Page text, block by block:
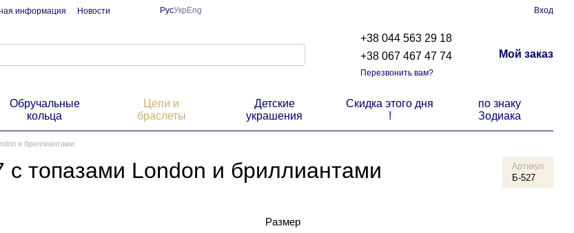
информация Новости РусУкр Eng Вход
+38 044 563 29 18
+38 067 467 47 74
Перезвонить вам?
Мой заказ
Обручальные
кольца
Цепи и
браслеты
Детские
украшения
Скидка этого дня
!
по знаку
Зодиака
и бриллиантами
с топазами London и бриллиантами Артикул
Б-527
Размер